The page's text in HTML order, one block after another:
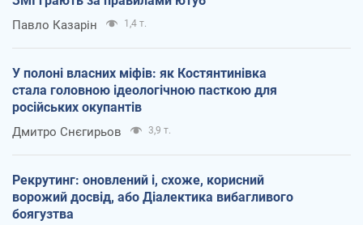
Павло Казарін 1,4 т.
У полоні власних міфів: як Костянтинівка
стала головною ідеологічною пасткою для
російських окупантів
Дмитро Снєгирьов 3,9 т.
Рекрутинг: оновлений і, схоже, корисний
ворожий досвід, або Діалектика вибагливого
боягузтва